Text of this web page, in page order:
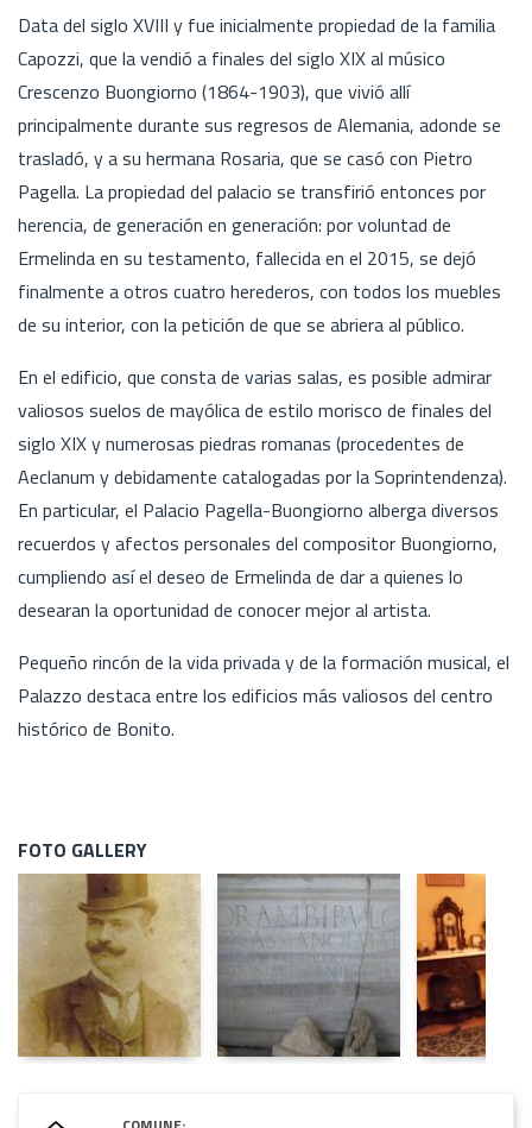
Data del siglo XVIII y fue inicialmente propiedad de la familia
Capozzi, que la vendió a finales del siglo XIX al músico
Crescenzo Buongiorno (1864-1903), que vivió allí
principalmente durante sus regresos de Alemania, adonde se
trasladó, y a su hermana Rosaria, que se casó con Pietro
Pagella. La propiedad del palacio se transfirió entonces por
herencia, de generación en generación: por voluntad de
Ermelinda en su testamento, fallecida en el 2015, se dejó
finalmente a otros cuatro herederos, con todos los muebles
de su interior, con la petición de que se abriera al público.
En el edificio, que consta de varias salas, es posible admirar
valiosos suelos de mayólica de estilo morisco de finales del
siglo XIX y numerosas piedras romanas (procedentes de
Aeclanum y debidamente catalogadas por la Soprintendenza).
En particular, el Palacio Pagella-Buongiorno alberga diversos
recuerdos y afectos personales del compositor Buongiorno,
cumpliendo así el deseo de Ermelinda de dar a quienes lo
desearan la oportunidad de conocer mejor al artista.
Pequeño rincón de la vida privada y de la formación musical, el
Palazzo destaca entre los edificios más valiosos del centro
histórico de Bonito.
FOTO GALLERY